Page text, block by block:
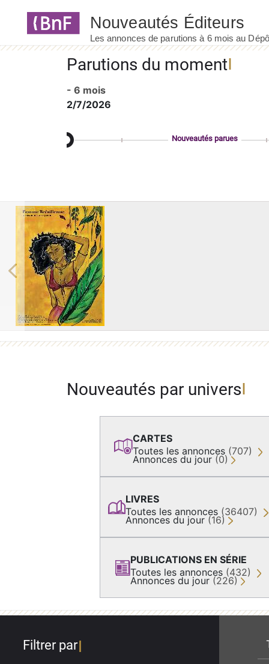
Parutions du moment
- 6 mois
2/7/2026
Nouveautés parues
Previous
Nouveautés par univers
CARTES
Toutes les annonces (707)
Annonces du jour (0)
LIVRES
Toutes les annonces (36407)
Annonces du jour (16)
PUBLICATIONS EN SÉRIE
Toutes les annonces (432)
Annonces du jour (226)
Filtrer par